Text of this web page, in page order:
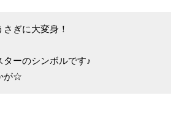
ぎに大変身！
ーのシンボルです♪
が☆